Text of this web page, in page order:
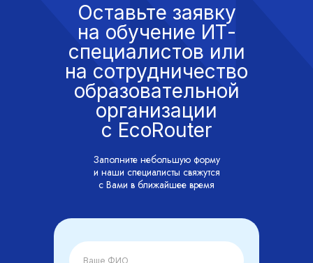
Оставьте заявку
на обучение ИТ-
специалистов или
на сотрудничество
образовательной
организации
с EcoRouter
Заполните небольшую форму
и наши специалисты свяжутся
с Вами в ближайшее время